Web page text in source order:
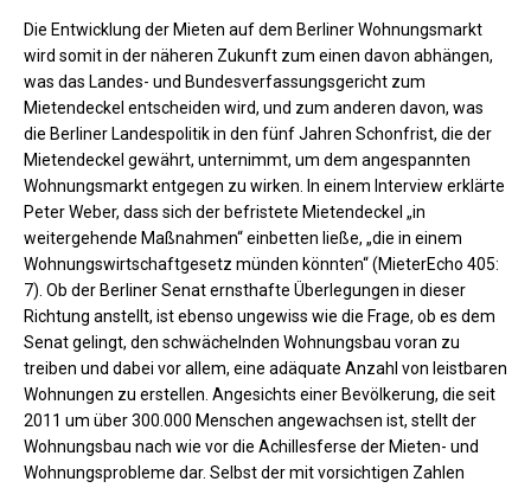
Die Entwicklung der Mieten auf dem Berliner Wohnungsmarkt
wird somit in der näheren Zukunft zum einen davon abhängen,
was das Landes- und Bundesverfassungsgericht zum
Mietendeckel entscheiden wird, und zum anderen davon, was
die Berliner Landespolitik in den fünf Jahren Schonfrist, die der
Mietendeckel gewährt, unternimmt, um dem angespannten
Wohnungsmarkt entgegen zu wirken. In einem Interview erklärte
Peter Weber, dass sich der befristete Mietendeckel „in
weitergehende Maßnahmen“ einbetten ließe, „die in einem
Wohnungswirtschaftgesetz münden könnten“ (MieterEcho 405:
7). Ob der Berliner Senat ernsthafte Überlegungen in dieser
Richtung anstellt, ist ebenso ungewiss wie die Frage, ob es dem
Senat gelingt, den schwächelnden Wohnungsbau voran zu
treiben und dabei vor allem, eine adäquate Anzahl von leistbaren
Wohnungen zu erstellen. Angesichts einer Bevölkerung, die seit
2011 um über 300.000 Menschen angewachsen ist, stellt der
Wohnungsbau nach wie vor die Achillesferse der Mieten- und
Wohnungsprobleme dar. Selbst der mit vorsichtigen Zahlen